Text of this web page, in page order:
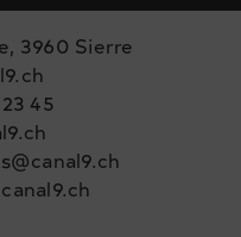
3960 Sierre
45